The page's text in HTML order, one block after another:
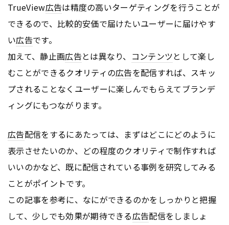
TrueView広告は精度の高いターゲティングを行うことが
できるので、比較的安価で届けたいユーザーに届けやす
い広告です。
加えて、静止画広告とは異なり、 コンテンツとして楽し
むことができるクオリティの広告を配信すれば、スキッ
プされることなくユーザーに楽しんでもらえてブランデ
ィングにもつながります。
広告配信をするにあたっては、まずはどこにどのように
表示させたいのか、どの程度のクオリティで制作すれば
いいのかなど、既に配信されている事例を研究してみる
ことがポイントです。
この記事を参考に、なにができるのかをしっかりと把握
して、少しでも効果が期待できる広告配信をしましょ